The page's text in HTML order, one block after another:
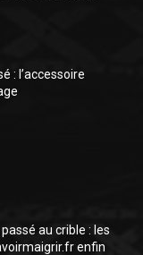
: l’accessoire
au crible : les
enfin